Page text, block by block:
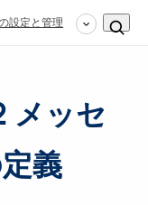
設定と管理 インバウン
メッセ
義